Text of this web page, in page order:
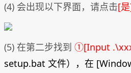
(4) 会出现以下界面，请点击[
(5) 在第二步找到 ①[Input
setup.bat 文件），在